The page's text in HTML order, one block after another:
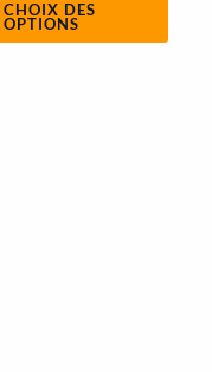
CHOIX DES
OPTIONS